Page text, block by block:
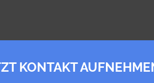
KONTAKT